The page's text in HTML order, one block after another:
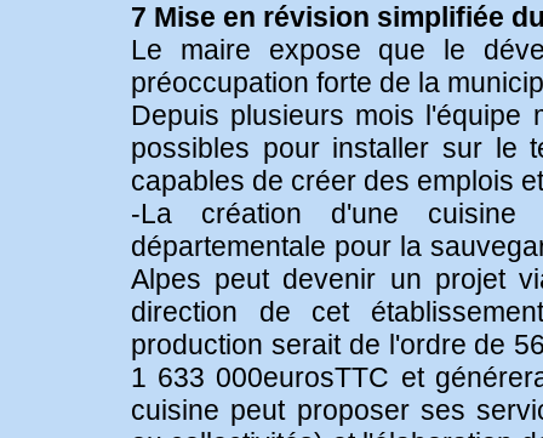
7 Mise en révision simplifiée
Le maire expose que le
préoccupation forte de la
Depuis plusieurs mois l'équipe
possibles pour installer sur le
capables de créer des emplois
-La création d'une
départementale pour la
Alpes peut devenir un projet
direction de cet
production serait de l'ordre de
1 633 000eurosTTC et
cuisine peut proposer ses